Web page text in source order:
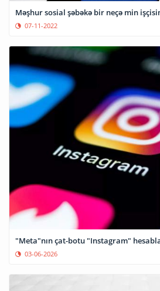
Məşhur sosial şəbəkə bir neçə min
07-11-2022
"Meta"nın çat-botu "Instagram"
03-06-2026